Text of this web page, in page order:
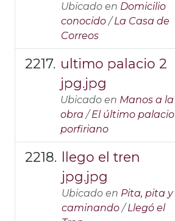
Ubicado en Domicilio
conocido /La Casa de
Correos
ultimo palacio 2
jpg.jpg
Ubicado en Manos a la
obra /El último palacio
porfiriano
llego el tren
jpg.jpg
Ubicado en Pita, pita y
caminando /Llegó el